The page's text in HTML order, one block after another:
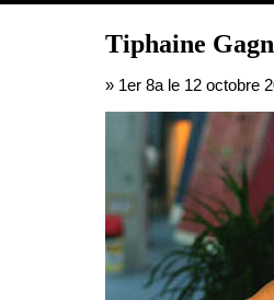
Tiphaine
» 1er 8a le 12 octobre